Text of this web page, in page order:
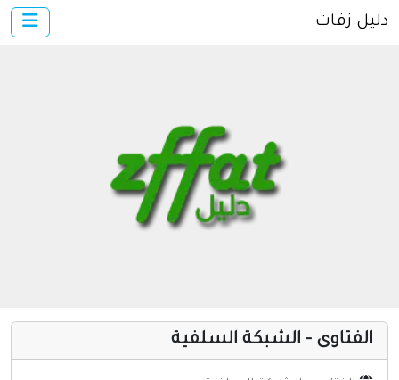
×
تسجيل
دخول
مواقع إسلامية
الأسرة والترفيه
دليل زفات
الفتاوى - الشبكة السلفية